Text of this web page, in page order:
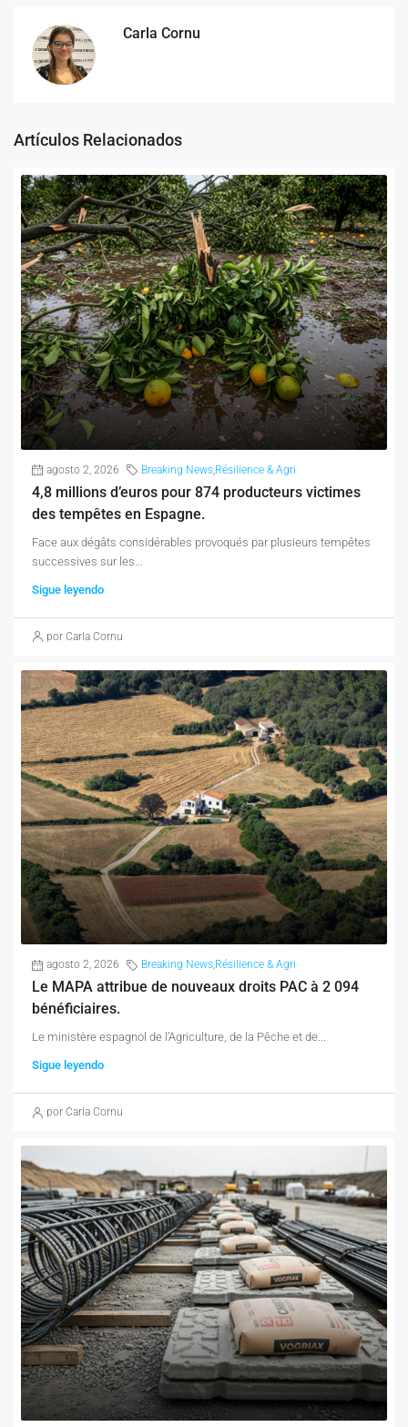
Carla Cornu
Artículos Relacionados
agosto 2, 2026 Breaking News Résilience & Agri
4,8 millions d’euros pour 874 producteurs victimes
des tempêtes en Espagne.
Face aux dégâts considérables provoqués par plusieurs tempêtes
successives sur les...
Sigue leyendo
por Carla Cornu
agosto 2, 2026 Breaking News,Résilience & Agri
Le MAPA attribue de nouveaux droits PAC à 2 094
bénéficiaires.
Le ministère espagnol de l’Agriculture, de la Pêche et de...
Sigue leyendo
por Carla Cornu